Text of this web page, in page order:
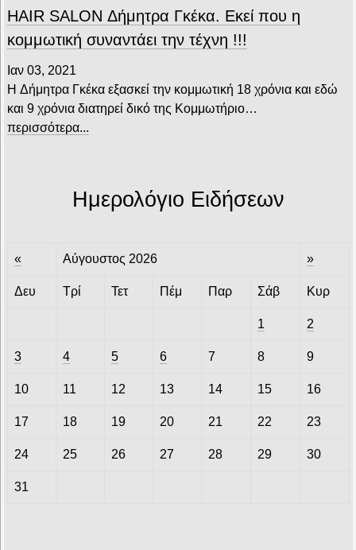
HAIR SALON Δήμητρα Γκέκα. Εκεί που η
κομμωτική συναντάει την τέχνη !!!
Ιαν 03, 2021
H Δήμητρα Γκέκα εξασκεί την κομμωτική 18 χρόνια και εδώ
και 9 χρόνια διατηρεί δικό της Κομμωτήριο…
περισσότερα...
Ημερολόγιο Ειδήσεων
« Αύγουστος 2026 »
Δευ Τρί Τετ Πέμ Παρ Σάβ Κυρ
1 2
3 4 5 6 7 8 9
10 11 12 13 14 15 16
17 18 19 20 21 22 23
24 25 26 27 28 29 30
31